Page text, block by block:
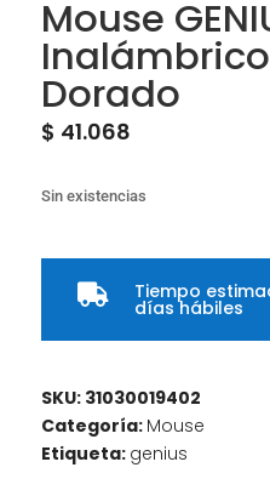
Mouse
Inalámbrico
Dorado
$ 41.068
Sin existencias
 Tiempo
días hábiles
SKU: 31030019402
Categoría: Mouse
Etiqueta: genius